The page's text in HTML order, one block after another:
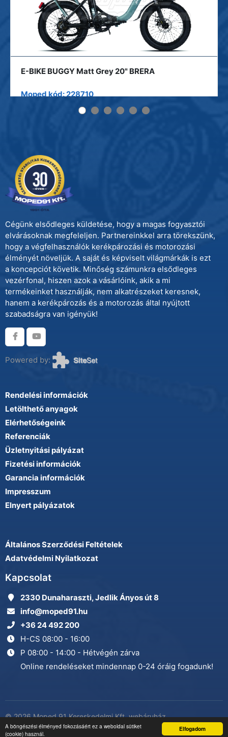
Elfogadom
A böngészési élményed fokozásáért ez a weboldal sütiket
(cookie) használ.
E-BIKE BUGGY Matt Grey 20" BRERA
Moped kód: 228710
Cégünk elsődleges küldetése, hogy a magas fogyasztói
elvárásoknak megfeleljen. Partnereinkkel arra törekszünk,
hogy a végfelhasználók kerékpározási és motorozási
élményét növeljük. A saját és képviselt világmárkák is ezt
a koncepciót követik. Minőség számunkra elsődleges
vezérfonal, hiszen azok a vásárlóink, akik a mi
termékeinket használják, nem alkatrészeket keresnek,
hanem a kerékpározás és a motorozás által nyújtott
szabadságra van igényük!
Powered by:
Rendelési információk
Letölthető anyagok
Elérhetőségeink
Referenciák
Üzletnyitási pályázat
Fizetési információk
Garancia információk
Impresszum
Elnyert pályázatok
Általános Szerződési Feltételek
Adatvédelmi Nyilatkozat
Kapcsolat
2330 Dunaharaszti, Jedlik Ányos út 8
info@moped91.hu
+36 24 492 200
H-CS 08:00 - 16:00
P 08:00 - 14:00 - Hétvégén zárva
Online rendeléseket mindennap 0-24 óráig fogadunk!
© 2026 Moped 91 Kereskedelmi Kft. webáruház
minden jog fenntartva
Adatkezelés